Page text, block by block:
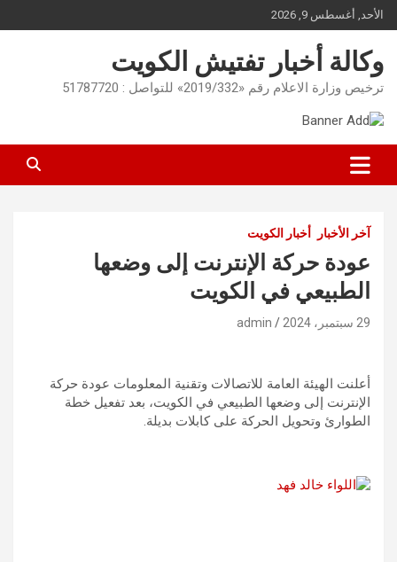
Skip
to
content
الأحد, أغسطس 9, 2026
وكالة أخبار تفتيش الكويت
ترخيص وزارة الاعلام رقم «2019/332» للتواصل : 51787720
آخر الأخبار أخبار الكويت
عودة حركة الإنترنت إلى وضعها
الطبيعي في الكويت
29 سبتمبر، 2024 admin
أعلنت الهيئة العامة للاتصالات وتقنية المعلومات عودة حركة
الإنترنت إلى وضعها الطبيعي في الكويت، بعد تفعيل خطة
الطوارئ وتحويل الحركة على كابلات بديلة.